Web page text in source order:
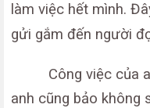
làm việc hết mình.
gửi gắm đến người
Công việc của
anh cũng bảo không